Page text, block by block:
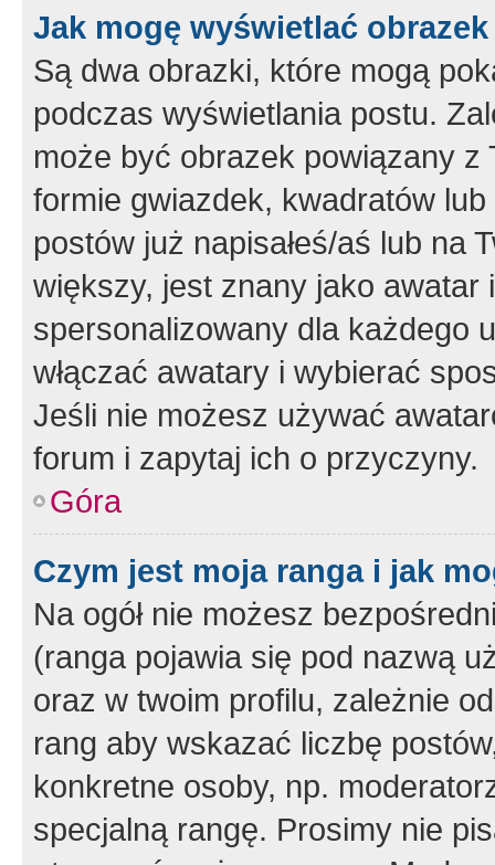
Jak mogę wyświetlać
Są dwa obrazki, które mogą
podczas wyświetlania postu.
może być obrazek powiązany z
formie gwiazdek, kwadratów
postów już napisałeś/aś lub na
większy, jest znany jako
spersonalizowany dla każdego
włączać awatary i wybierać
Jeśli nie możesz używać
forum i zapytaj ich o przyczyny.
Góra
Czym jest moja ranga i jak
Na ogół nie możesz
(ranga pojawia się pod nazwą
oraz w twoim profilu, zależnie
rang aby wskazać liczbę
konkretne osoby, np.
specjalną rangę. Prosimy nie